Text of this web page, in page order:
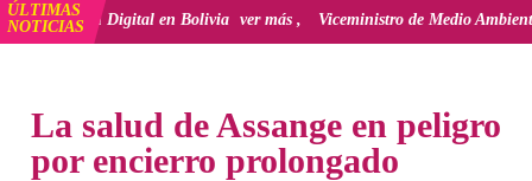
ÚLTIMAS
NOTICIASDigital en Bolivia ver más Viceministro de Medio Ambiente, José
La salud de Assange en peligro
por encierro prolongado